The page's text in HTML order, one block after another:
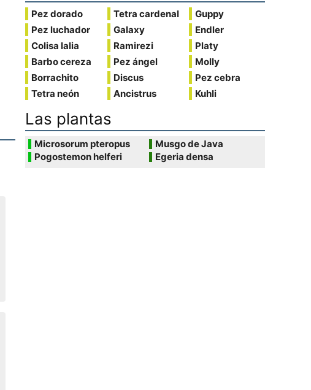
Pez dorado
Pez luchador
Colisa lalia
Barbo cereza
Borrachito
Tetra neón
Tetra cardenal
Galaxy
Ramirezi
Pez ángel
Discus
Ancistrus
Guppy
Endler
Platy
Molly
Pez cebra
Kuhli
Las plantas
Microsorum pteropus
Pogostemon helferi
Musgo de Java
Egeria densa